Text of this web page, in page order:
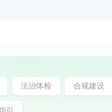
法治体检 合规建设
引